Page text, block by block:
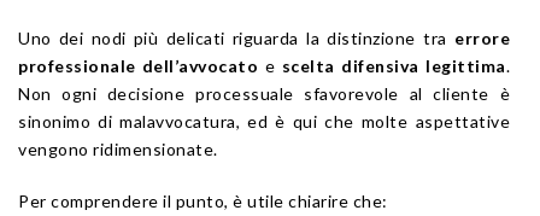
Uno dei nodi più delicati riguarda la distinzione tra errore
professionale dell’avvocato e scelta difensiva legittima.
Non ogni decisione processuale sfavorevole al cliente è
sinonimo di malavvocatura, ed è qui che molte aspettative
vengono ridimensionate.
Per comprendere il punto, è utile chiarire che: